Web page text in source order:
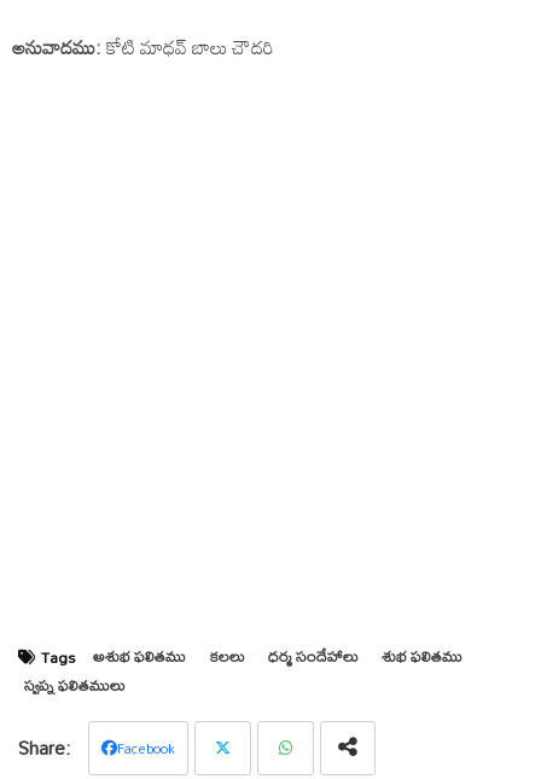
అనువాదము:కోటి మాధవ్ బాలు చౌదరి
Tags అశుభ ఫలితము కలలు ధర్మ సందేహాలు
శుభ ఫలితము
స్వప్న ఫలితములు
Facebook